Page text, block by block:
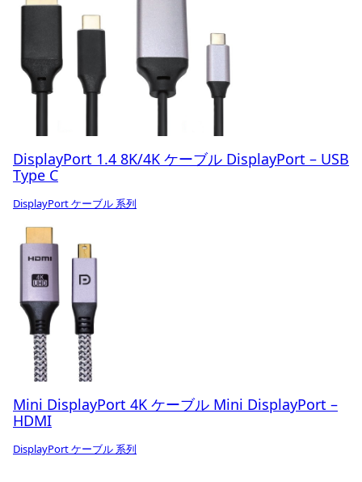
DisplayPort 1.4 8K/4K ケーブル DisplayPort – USB
Type C
DisplayPort ケーブル 系列
Mini DisplayPort 4K ケーブル Mini DisplayPort –
HDMI
DisplayPort ケーブル 系列